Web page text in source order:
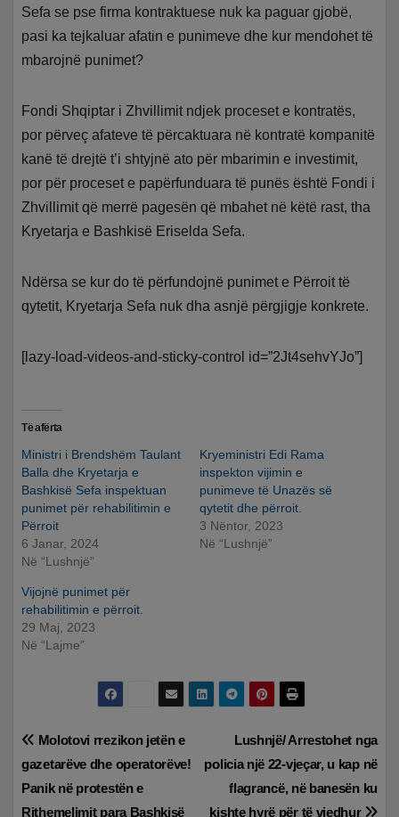
Sefa se pse firma kontraktuese nuk ka paguar gjobë,
pasi ka tejkaluar afatin e punimeve dhe kur mendohet të
mbarojnë punimet?
Fondi Shqiptar i Zhvillimit ndjek proceset e kontratës,
por përveç afateve të përcaktuara në kontratë kompanitë
kanë të drejtë t’i shtyjnë ato për mbarimin e investimit,
por për proceset e papërfunduara të punës është Fondi i
Zhvillimit që merrë pagesën që mbahet në këtë rast, tha
Kryetarja e Bashkisë Eriselda Sefa.
Ndërsa se kur do të përfundojnë punimet e Përroit të
qytetit, Kryetarja Sefa nuk dha asnjë përgjigje konkrete.
[lazy-load-videos-and-sticky-control id=”2Jt4sehvYJo”]
Të afërta
Ministri i Brendshëm Taulant
Balla dhe Kryetarja e
Bashkisë Sefa inspektuan
punimet për rehabilitimin e
Përroit
6 Janar, 2024
Në “Lushnjë”
Kryeministri Edi Rama
inspekton vijimin e
punimeve të Unazës së
qytetit dhe përroit.
3 Nëntor, 2023
Në “Lushnjë”
Vijojnë punimet për
rehabilitimin e përroit.
29 Maj, 2023
Në “Lajme”
Lëvizje
te
Lushnjë/ Arrestohet nga
policia një 22-vjeçar, u kap në
flagrancë, në banesën ku
kishte hyrë për të vjedhur
Molotovi rrezikon jetën e
gazetarëve dhe operatorëve!
Panik në protestën e
Rithemelimit para Bashkisë